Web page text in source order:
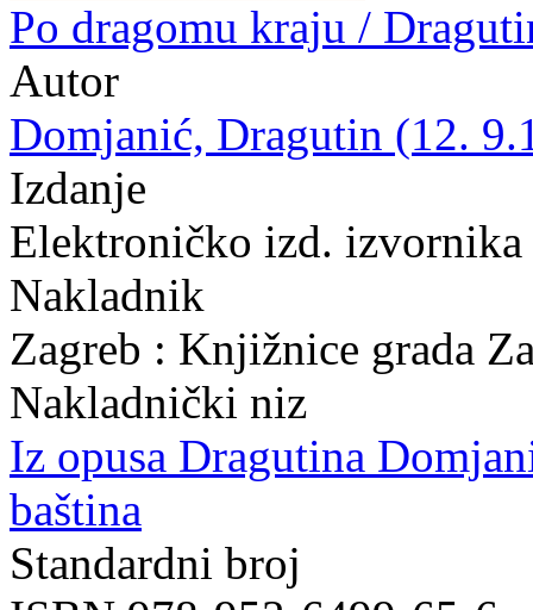
Po dragomu kraju /
Autor
Domjanić, Dragutin (12.
Izdanje
Elektroničko izd.
Nakladnik
Zagreb : Knjižnice grada
Nakladnički niz
Iz opusa Dragutina
baština
Standardni broj